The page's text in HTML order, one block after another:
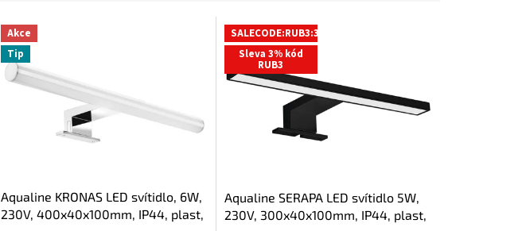
Akce
Tip
Aqualine KRONAS LED svítidlo, 6W,
230V, 400x40x100mm, IP44, plast,
SALECODE:RUB3:3:%
Sleva 3% kód
RUB3
Aqualine SERAPA LED svítidlo 5W,
230V, 300x40x100mm, IP44, plast,